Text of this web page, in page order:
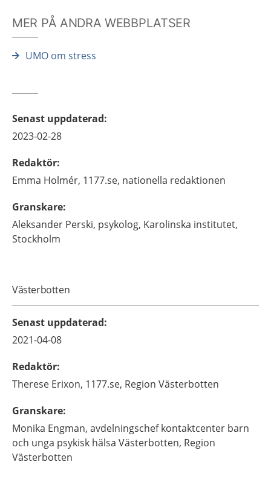
MER PÅ ANDRA WEBBPLATSER
UMO om stress
Senast uppdaterad:
2023-02-28
Redaktör:
Emma Holmér, 1177.se, nationella redaktionen
Granskare:
Aleksander Perski, psykolog, Karolinska institutet,
Stockholm
Västerbotten
Senast uppdaterad:
2021-04-08
Redaktör:
Therese Erixon, 1177.se, Region Västerbotten
Granskare:
Monika Engman, avdelningschef kontaktcenter barn
och unga psykisk hälsa Västerbotten, Region
Västerbotten